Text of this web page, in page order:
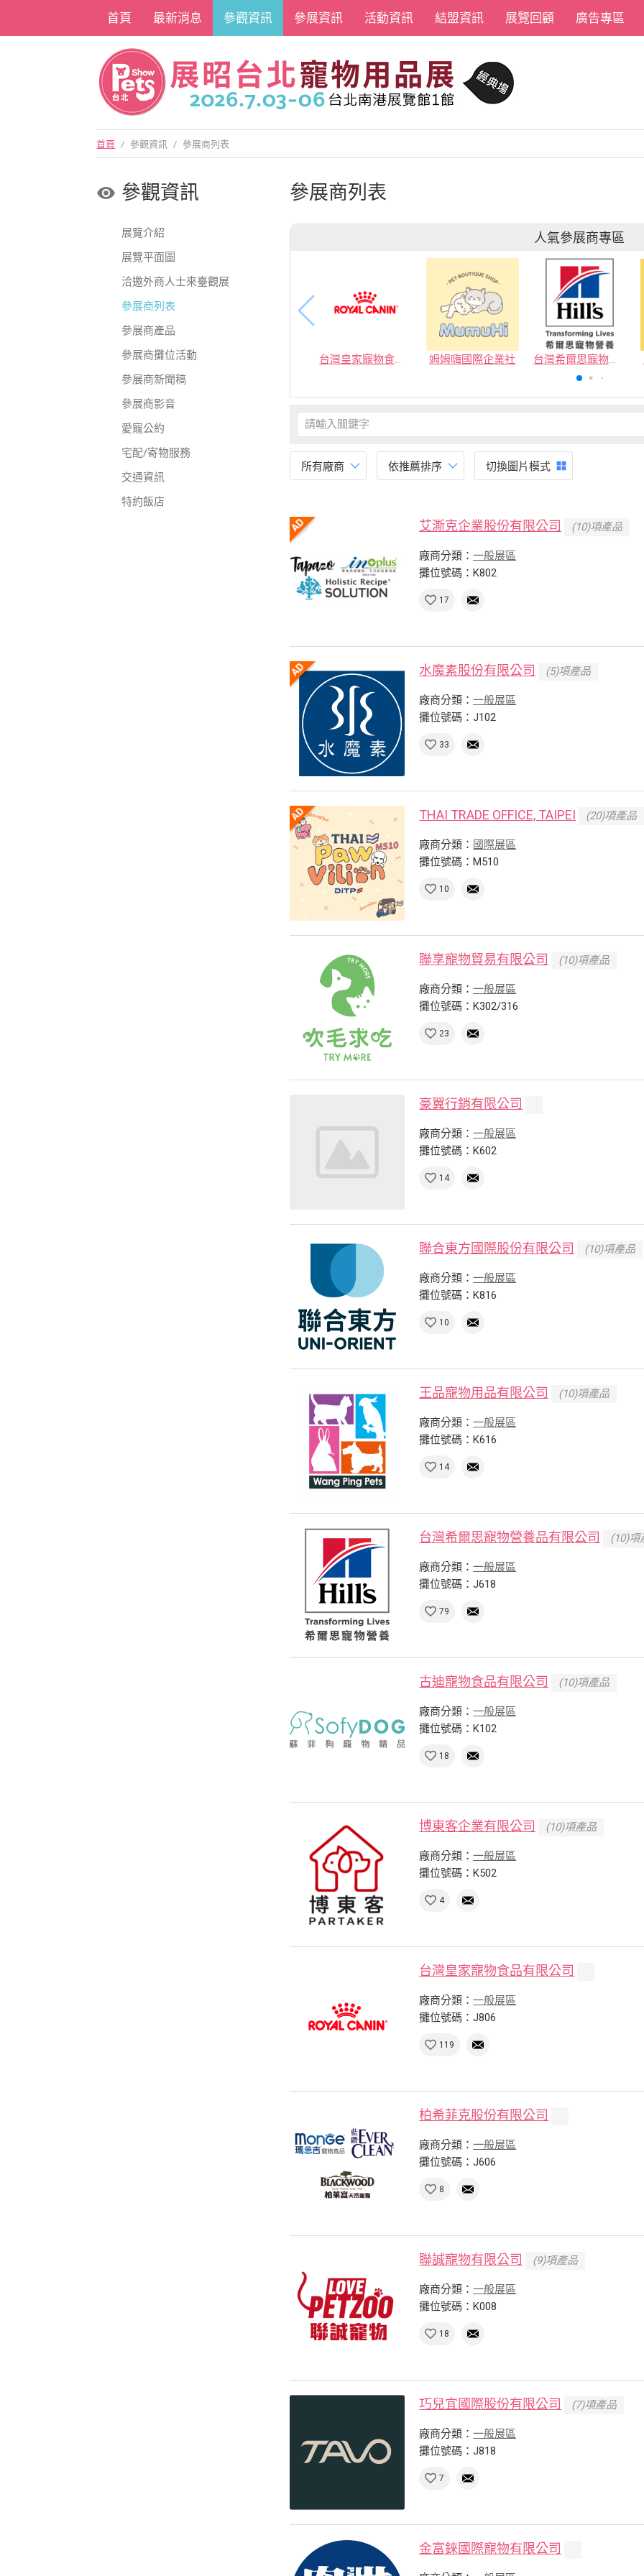
首頁 最新消息 參觀資訊 參展資訊 活動資訊 結盟資訊 展覽回顧 廣告專區
首頁 / 參觀資訊 / 參展商列表
參觀資訊
展覽介紹
展覽平面圖
洽邀外商人士來臺觀展
參展商列表
參展商產品
參展商攤位活動
參展商新聞稿
參展商影音
愛寵公約
宅配/寄物服務
交通資訊
特約飯店
參展商列表
人氣參展商專區
台灣皇家寵物食品有限公司 姆姆嗨國際企業社 台灣希爾思寵物營養品有限公司
所有廠商 依推薦排序 切換圖片模式
艾澌克企業股份有限公司 (10)項產品
廠商分類：一般展區
攤位號碼：K802
17
水魔素股份有限公司 (5)項產品
廠商分類：一般展區
攤位號碼：J102
33
THAI TRADE OFFICE, TAIPEI (20)項產品
廠商分類： 國際展區
攤位號碼：M510
10
聯享寵物貿易有限公司 (10)項產品
廠商分類：一般展區
攤位號碼：K302/316
23
豪翼行銷有限公司
廠商分類：一般展區
攤位號碼：K602
14
聯合東方國際股份有限公司 (10)項產品
廠商分類：一般展區
攤位號碼：K816
10
王品寵物用品有限公司 (10)項產品
廠商分類：一般展區
攤位號碼：K616
14
台灣希爾思寵物營養品有限公司 (10)項
廠商分類：一般展區
攤位號碼：J618
79
古迪寵物食品有限公司 (10)項產品
廠商分類：一般展區
攤位號碼：K102
18
博東客企業有限公司 (10)項產品
廠商分類：一般展區
攤位號碼：K502
4
台灣皇家寵物食品有限公司
廠商分類：一般展區
攤位號碼：J806
119
柏希菲克股份有限公司
廠商分類：一般展區
攤位號碼：J606
8
聯誠寵物有限公司 (9)項產品
廠商分類：一般展區
攤位號碼：K008
18
巧兒宜國際股份有限公司 (7)項產品
廠商分類：一般展區
攤位號碼：J818
7
金富錸國際寵物有限公司